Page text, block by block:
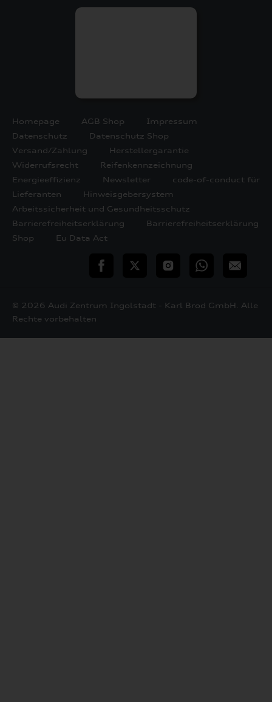
Homepage AGB Shop
Impressum
Datenschutz
Datenschutz Shop
Versand/Zahlung
Herstellergarantie
Widerrufsrecht
Reifenkennzeichnung
Energieeffizienz
Newsletter
code-of-conduct für
Lieferanten
Hinweisgebersystem
Arbeitssicherheit und Gesundheitsschutz
Barrierefreiheitserklärung
Barrierefreiheitserklärung
Shop
Eu Data Act
teilen Twitter InstagramWhatsApp
E-
© 2026 Audi Zentrum Ingolstadt - Karl Brod GmbH. Alle
Rechte vorbehalten